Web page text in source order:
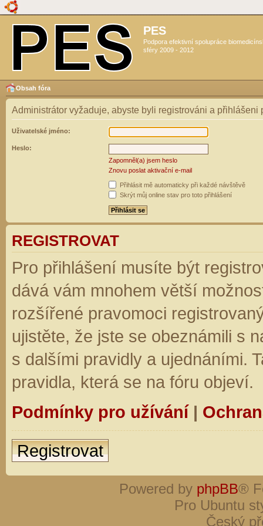
PES
Podpora efektivní spolupráce
sféry 2009 - 2012
Obsah fóra
Administrátor vyžaduje, abyste byli registrováni a přihlášeni
Uživatelské jméno:
Heslo:
Zapomněl(a) jsem heslo
Znovu poslat aktivační e-mail
Přihlásit mě automaticky při každé návštěvě
Skrýt můj online stav pro toto přihlášení
REGISTROVAT
Pro přihlášení musíte být
dává vám mnohem větší
rozšířené pravomoci
ujistěte, že jste se obeznámili s
s dalšími pravidly a ujednáními.
pravidla, která se na fóru objeví.
Podmínky pro užívání|
Registrovat
Powered by phpBB®
Pro Ubuntu
Český